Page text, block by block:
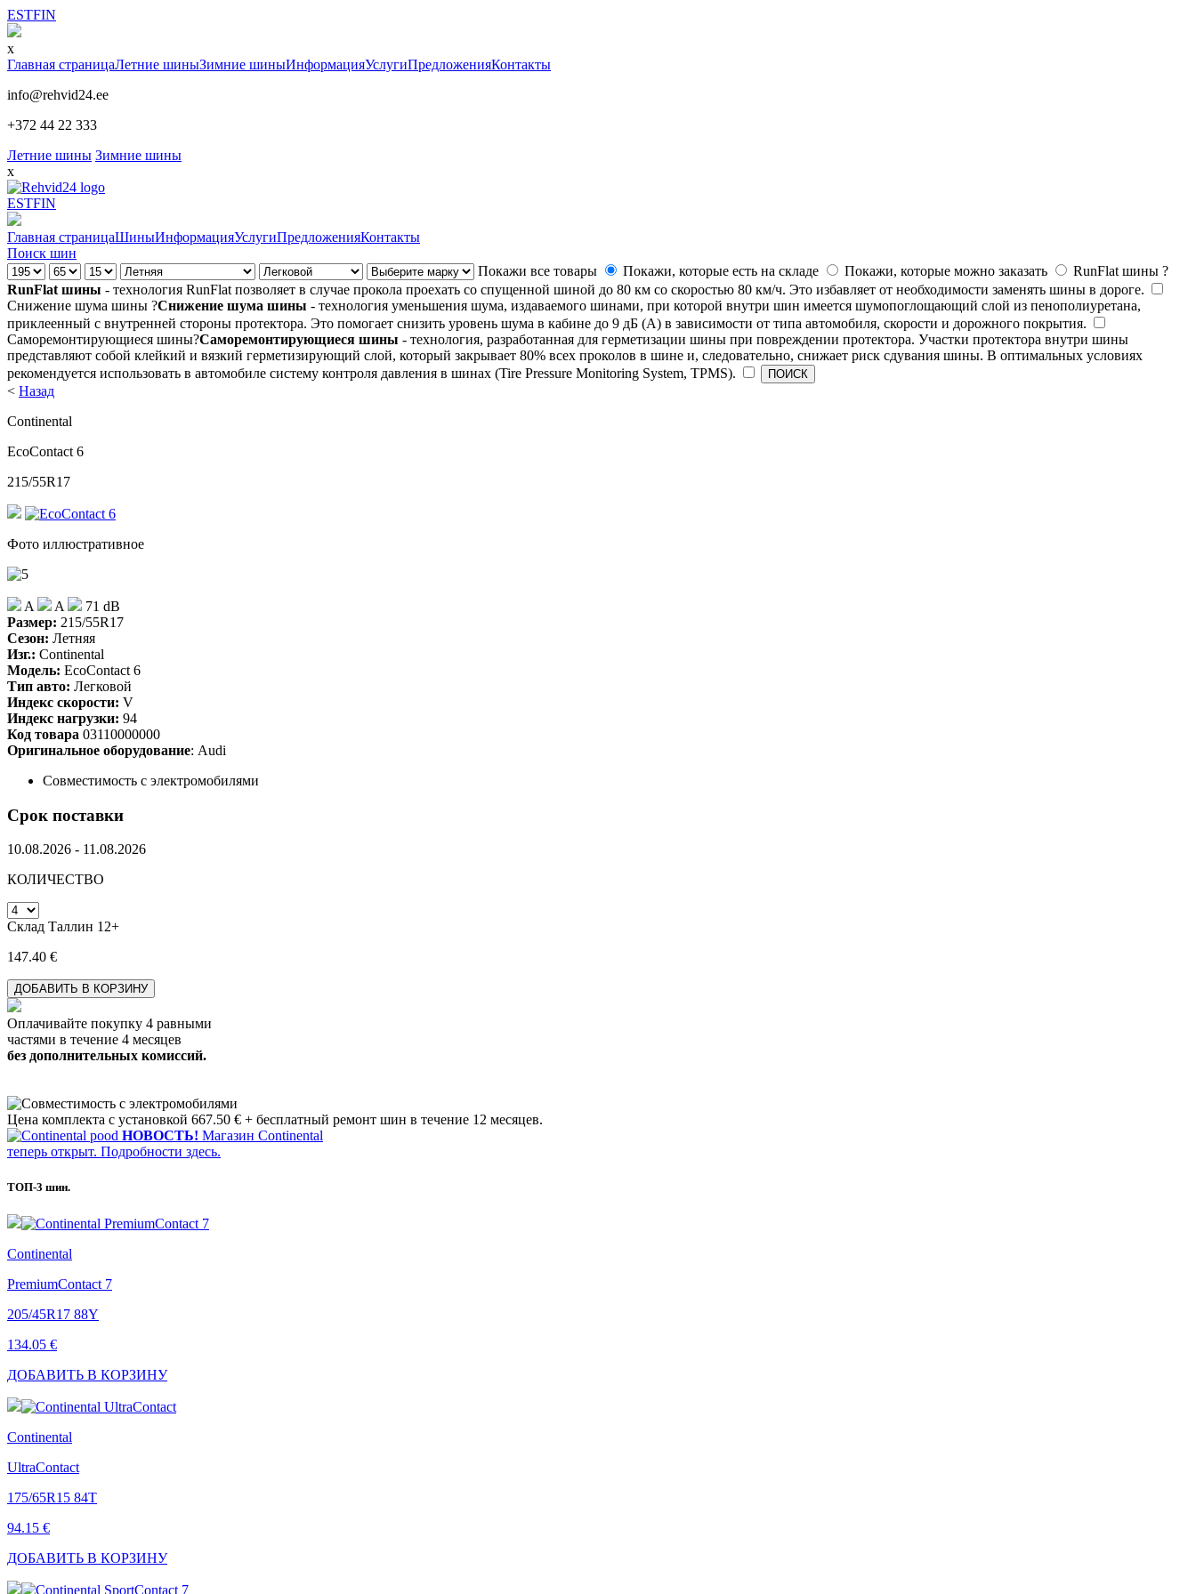
ESTFIN
x
Главная страницаЛетние шиныЗимние шиныИнформацияУслугиПредложенияКонтакты
info@rehvid24.ee
+372 44 22 333
Летние шины Зимние шины
x
ESTFIN
Главная страницаШиныИнформацияУслугиПредложенияКонтакты
Поиск шин
Покажи все товары
Покажи, которые есть на складе Покажи, которые можно заказать RunFlat шины ?
RunFlat шины - технология RunFlat позволяет в случае прокола проехать со спущенной шиной до 80 км со скоростью 80 км/ч. Это избавляет от необходимости заменять шины в дороге.
Снижение шума шины ?Снижение шума шины - технология уменьшения шума, издаваемого шинами, при которой внутри шин имеется шумопоглощающий слой из пенополиуретана,
приклеенный с внутренней стороны протектора. Это помогает снизить уровень шума в кабине до 9 дБ (А) в зависимости от типа автомобиля, скорости и дорожного покрытия.
Саморемонтирующиеся шины?Саморемонтирующиеся шины - технология, разработанная для герметизации шины при повреждении протектора. Участки протектора внутри шины
представляют собой клейкий и вязкий герметизирующий слой, который закрывает 80% всех проколов в шине и, следовательно, снижает риск сдувания шины. В оптимальных условиях
рекомендуется использовать в автомобиле систему контроля давления в шинах (Tire Pressure Monitoring System, TPMS).
< Назад
Continental
EcoContact 6
215/55R17
Фото иллюстративное
A A
71 dB
Размер: 215/55R17
Сезон: Летняя
Изг.: Continental
Модель: EcoContact 6
Тип авто: Легковой
Индекс скорости: V
Индекс нагрузки: 94
Код товара 03110000000
Оригинальное оборудование: Audi
Совместимость с электромобилями
Cрок поставки
10.08.2026 - 11.08.2026
КОЛИЧЕСТВО
Склад Таллин 12+
147.40 €
Оплачивайте покупку 4 равными
частями в течение 4 месяцев
без дополнительных комиссий.
Цена комплекта с установкой 667.50 € + бесплатный ремонт шин в течение 12 месяцев.
НОВОСТЬ! Магазин Continental
теперь открыт. Подробности здесь.
ТОП-3 шин.
Continental
PremiumContact 7
205/45R17 88Y
134.05 €
ДОБАВИТЬ В КОРЗИНУ
Continental
UltraContact
175/65R15 84T
94.15 €
ДОБАВИТЬ В КОРЗИНУ